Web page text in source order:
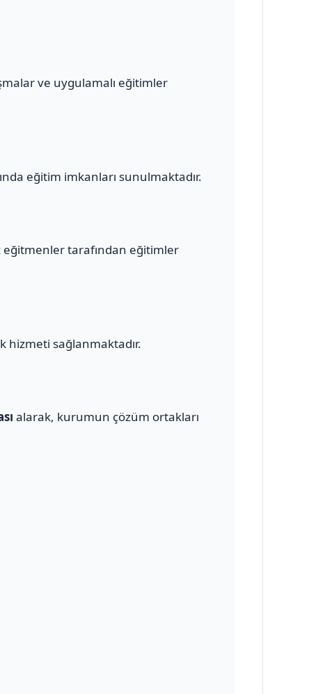
ve uygulamalı eğitimler
eğitim imkanları sunulmaktadır.
eğitmenler tarafından eğitimler
hizmeti sağlanmaktadır.
alarak, kurumun çözüm ortakları